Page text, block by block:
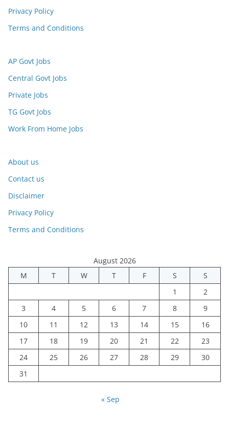
Privacy Policy
Terms and Conditions
AP Govt Jobs
Central Govt Jobs
Private Jobs
TG Govt Jobs
Work From Home Jobs
About us
Contact us
Disclaimer
Privacy Policy
Terms and Conditions
August 2026
M
T W T F S
S
1
2
3
4 5 6 7 8
9
10
11 12 13 14 15
16
17
18 19 20 21 22
23
24
25 26 27 28 29
30
31
« Sep